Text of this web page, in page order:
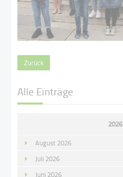
Zurück
Alle Einträge
2026
August 2026
Juli 2026
Juni 2026